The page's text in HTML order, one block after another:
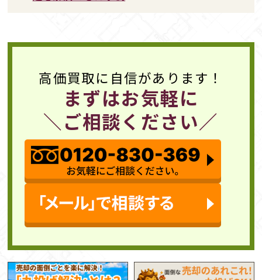
高価買取に自信があります！
まずはお気軽に
＼ご相談ください／